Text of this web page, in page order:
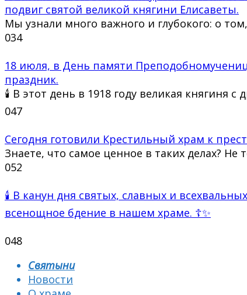
подвиг святой великой княгини Елисаветы.
Мы узнали много важного и глубокого: о
034
18 июля, в День памяти
праздник.
🕯 В этот день в 1918 году великая княгиня с
047
Сегодня готовили Крестильный храм к
Знаете, что самое ценное в таких делах? Не
052
🕯 В канун дня святых, славных и
всенощное бдение в нашем храме. ☦✨
048
Святыни
Новости